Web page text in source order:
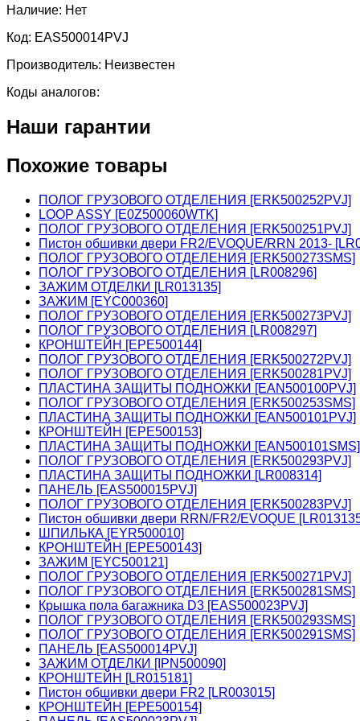
Наличие: Нет
Код: EAS500014PVJ
Производитель: Неизвестен
Коды аналогов:
Наши гарантии
Похожие товары
ПОЛОГ ГРУЗОВОГО ОТДЕЛЕНИЯ [ERK500252PVJ]
LOOP ASSY [E0Z500060WTK]
ПОЛОГ ГРУЗОВОГО ОТДЕЛЕНИЯ [ERK500251PVJ]
Пистон обшивки двери FR2/EVOQUE/RRN 2013-
ПОЛОГ ГРУЗОВОГО ОТДЕЛЕНИЯ [ERK500273SMS]
ПОЛОГ ГРУЗОВОГО ОТДЕЛЕНИЯ [LR008296]
ЗАЖИМ ОТДЕЛКИ [LR013135]
ЗАЖИМ [EYC000360]
ПОЛОГ ГРУЗОВОГО ОТДЕЛЕНИЯ [ERK500273PVJ]
ПОЛОГ ГРУЗОВОГО ОТДЕЛЕНИЯ [LR008297]
КРОНШТЕЙН [EPE500144]
ПОЛОГ ГРУЗОВОГО ОТДЕЛЕНИЯ [ERK500272PVJ]
ПОЛОГ ГРУЗОВОГО ОТДЕЛЕНИЯ [ERK500281PVJ]
ПЛАСТИНА ЗАЩИТЫ ПОДНОЖКИ [EAN500100PVJ]
ПОЛОГ ГРУЗОВОГО ОТДЕЛЕНИЯ [ERK500253SMS]
ПЛАСТИНА ЗАЩИТЫ ПОДНОЖКИ [EAN500101PVJ]
КРОНШТЕЙН [EPE500153]
ПЛАСТИНА ЗАЩИТЫ ПОДНОЖКИ [EAN500101SMS]
ПОЛОГ ГРУЗОВОГО ОТДЕЛЕНИЯ [ERK500293PVJ]
ПЛАСТИНА ЗАЩИТЫ ПОДНОЖКИ [LR008314]
ПАНЕЛЬ [EAS500015PVJ]
ПОЛОГ ГРУЗОВОГО ОТДЕЛЕНИЯ [ERK500283PVJ]
Пистон обшивки двери RRN/FR2/EVOQUE
ШПИЛЬКА [EYR500010]
КРОНШТЕЙН [EPE500143]
ЗАЖИМ [EYC500121]
ПОЛОГ ГРУЗОВОГО ОТДЕЛЕНИЯ [ERK500271PVJ]
ПОЛОГ ГРУЗОВОГО ОТДЕЛЕНИЯ [ERK500281SMS]
Крышка пола багажника D3 [EAS500023PVJ]
ПОЛОГ ГРУЗОВОГО ОТДЕЛЕНИЯ [ERK500293SMS]
ПОЛОГ ГРУЗОВОГО ОТДЕЛЕНИЯ [ERK500291SMS]
ПАНЕЛЬ [EAS500014PVJ]
ЗАЖИМ ОТДЕЛКИ [IPN500090]
КРОНШТЕЙН [LR015181]
Пистон обшивки двери FR2 [LR003015]
КРОНШТЕЙН [EPE500154]